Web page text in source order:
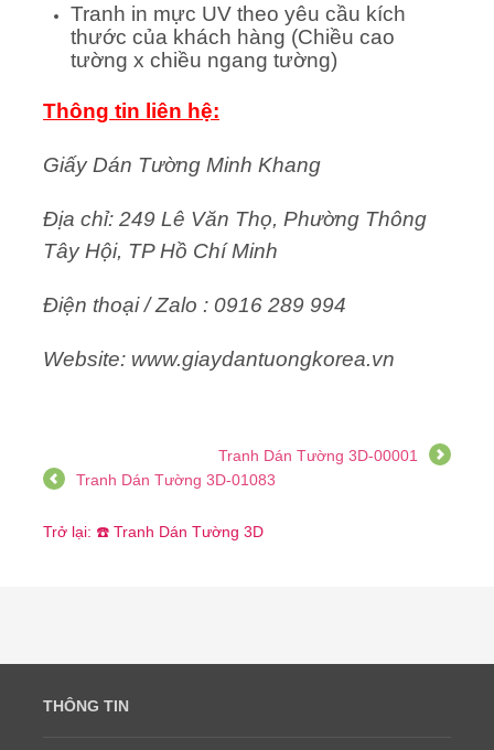
Tranh in mực UV theo yêu cầu kích
thước của khách hàng (Chiều cao
tường x chiều ngang tường)
Thông tin liên hệ:
Giấy Dán Tường Minh Khang
Địa chỉ: 249 Lê Văn Thọ, Phường Thông
Tây Hội, TP Hồ Chí Minh
Điện thoại / Zalo : 0916 289 994
Website: www.giaydantuongkorea.vn
Tranh Dán Tường 3D-00001
Tranh Dán Tường 3D-01083
Trở lại: ☎️ Tranh Dán Tường 3D
THÔNG TIN